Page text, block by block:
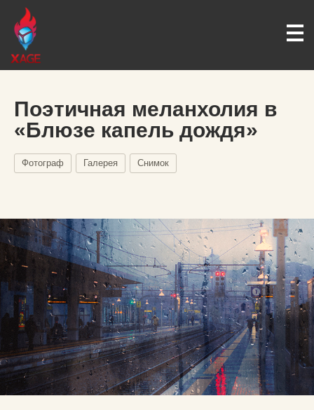
Поэтичная меланхолия в
«Блюзе капель дождя»
Фотограф Галерея Снимок